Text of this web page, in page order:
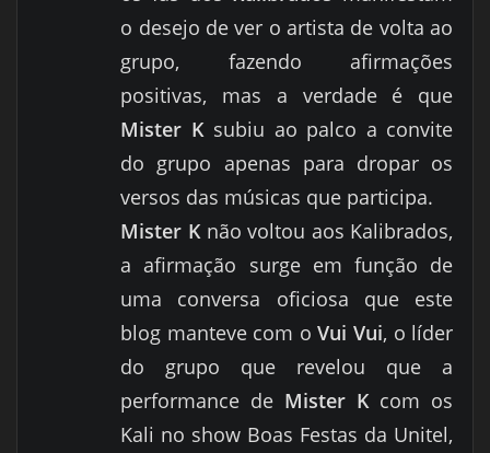
o desejo de ver o artista de volta ao
grupo, fazendo afirmações
positivas, mas a verdade é que
Mister Ksubiu ao palco a convite
do grupo apenas para dropar os
versos das músicas que participa.
Mister Knão voltou aos Kalibrados,
a afirmação surge em função de
uma conversa oficiosa que este
blog manteve com oVui Vui, o líder
do grupo que revelou que a
performance de Mister Kcom os
Kali no show Boas Festas da Unitel,